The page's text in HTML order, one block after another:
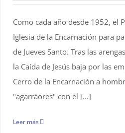
Como cada año desde 1952, el
Iglesia de la Encarnación para
de Jueves Santo. Tras las
la Caída de Jesús baja por las
Cerro de la Encarnación a
"agarráores" con el [...]
Leer más